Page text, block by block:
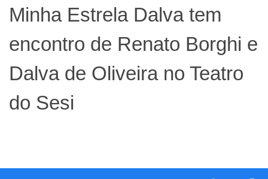
Minha Estrela Dalva tem
encontro de Renato Borghi e
Dalva de Oliveira no Teatro
do Sesi